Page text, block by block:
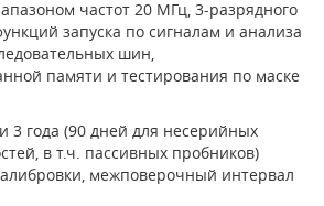
частот 20 МГц, 3-разрядного
запуска по сигналам и анализа
шин,
памяти и тестирования по маске
3 года (90 дней для несерийных
в т.ч. пассивных пробников)
межповерочный интервал